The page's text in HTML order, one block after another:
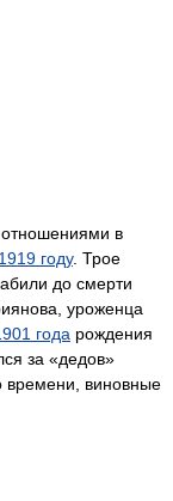
в
1919 году. Трое
до смерти
уроженца
года рождения
за «дедов»
времени, виновные